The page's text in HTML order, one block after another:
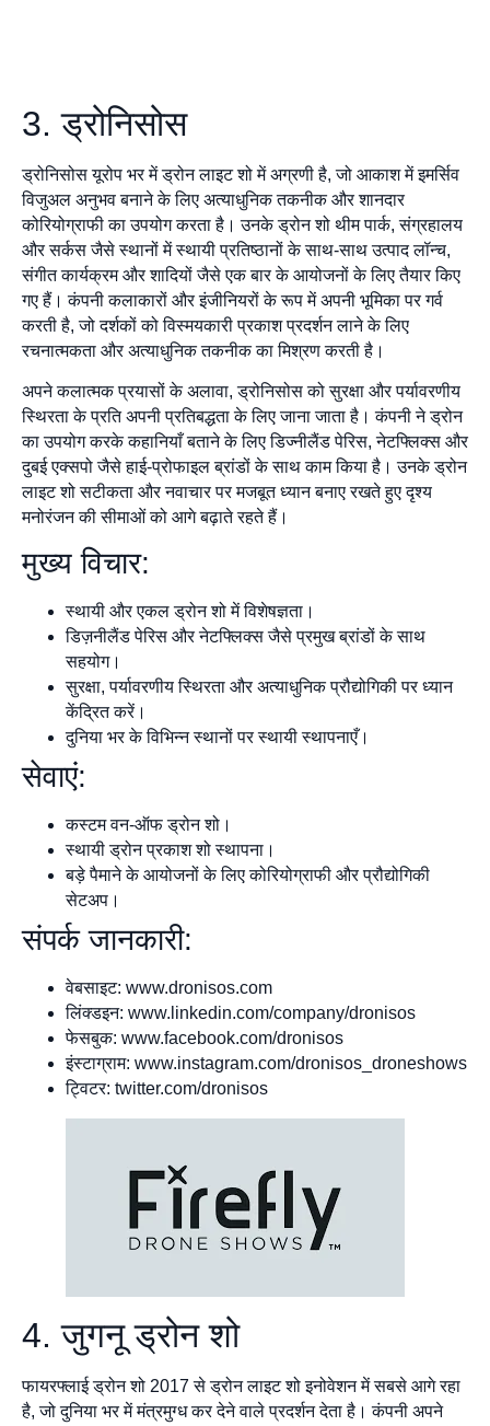
3. ड्रोनिसोस
ड्रोनिसोस यूरोप भर में ड्रोन लाइट शो में अग्रणी है, जो आकाश में इमर्सिव
विजुअल अनुभव बनाने के लिए अत्याधुनिक तकनीक और शानदार
कोरियोग्राफी का उपयोग करता है। उनके ड्रोन शो थीम पार्क, संग्रहालय
और सर्कस जैसे स्थानों में स्थायी प्रतिष्ठानों के साथ-साथ उत्पाद लॉन्च,
संगीत कार्यक्रम और शादियों जैसे एक बार के आयोजनों के लिए तैयार किए
गए हैं। कंपनी कलाकारों और इंजीनियरों के रूप में अपनी भूमिका पर गर्व
करती है, जो दर्शकों को विस्मयकारी प्रकाश प्रदर्शन लाने के लिए
रचनात्मकता और अत्याधुनिक तकनीक का मिश्रण करती है।
अपने कलात्मक प्रयासों के अलावा, ड्रोनिसोस को सुरक्षा और पर्यावरणीय
स्थिरता के प्रति अपनी प्रतिबद्धता के लिए जाना जाता है। कंपनी ने ड्रोन
का उपयोग करके कहानियाँ बताने के लिए डिज्नीलैंड पेरिस, नेटफ्लिक्स और
दुबई एक्सपो जैसे हाई-प्रोफाइल ब्रांडों के साथ काम किया है। उनके ड्रोन
लाइट शो सटीकता और नवाचार पर मजबूत ध्यान बनाए रखते हुए दृश्य
मनोरंजन की सीमाओं को आगे बढ़ाते रहते हैं।
मुख्य विचार:
स्थायी और एकल ड्रोन शो में विशेषज्ञता।
डिज़नीलैंड पेरिस और नेटफ्लिक्स जैसे प्रमुख ब्रांडों के साथ
सहयोग।
सुरक्षा, पर्यावरणीय स्थिरता और अत्याधुनिक प्रौद्योगिकी पर ध्यान
केंद्रित करें।
दुनिया भर के विभिन्न स्थानों पर स्थायी स्थापनाएँ।
सेवाएं:
कस्टम वन-ऑफ ड्रोन शो।
स्थायी ड्रोन प्रकाश शो स्थापना।
बड़े पैमाने के आयोजनों के लिए कोरियोग्राफी और प्रौद्योगिकी
सेटअप।
संपर्क जानकारी:
वेबसाइट: www.dronisos.com
लिंक्डइन: www.linkedin.com/company/dronisos
फेसबुक: www.facebook.com/dronisos
इंस्टाग्राम: www.instagram.com/dronisos_droneshows
ट्विटर: twitter.com/dronisos
4. जुगनू ड्रोन शो
फायरफ्लाई ड्रोन शो 2017 से ड्रोन लाइट शो इनोवेशन में सबसे आगे रहा
है, जो दुनिया भर में मंत्रमुग्ध कर देने वाले प्रदर्शन देता है। कंपनी अपने